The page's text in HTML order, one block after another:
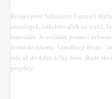
Řezací plotr Silhouette Cameo5
samolepek, nažehlovaček na textil,
materiálů. Je ovládán pomocí
dodáván zdarma. Umožňuje řezání
role až do 4,8m délky folie. Bude
projekty.